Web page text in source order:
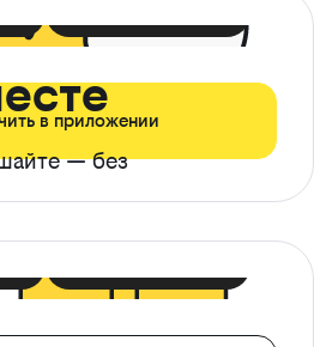
— без
в приложении